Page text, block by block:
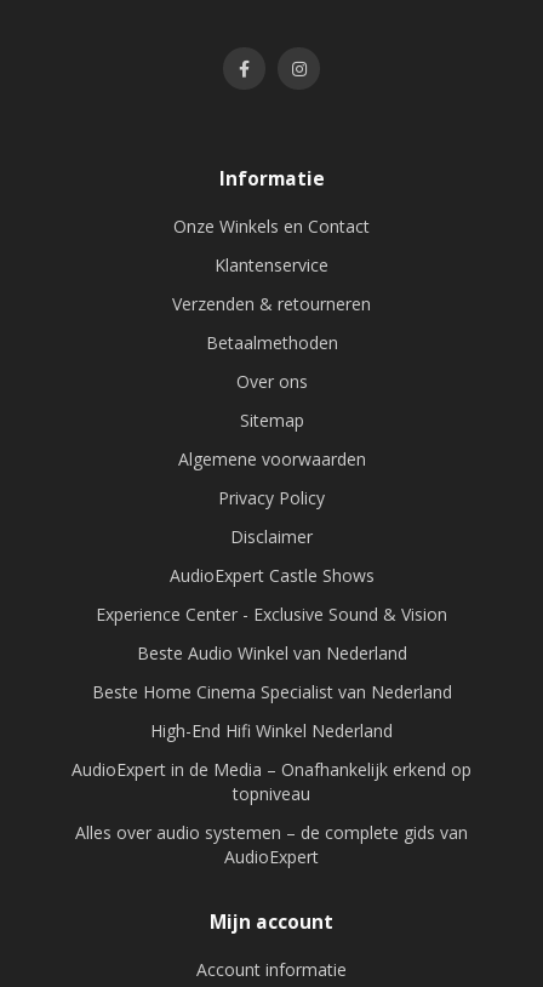
Informatie
Onze Winkels en Contact
Klantenservice
Verzenden & retourneren
Betaalmethoden
Over ons
Sitemap
Algemene voorwaarden
Privacy Policy
Disclaimer
AudioExpert Castle Shows
Experience Center - Exclusive Sound & Vision
Beste Audio Winkel van Nederland
Beste Home Cinema Specialist van Nederland
High-End Hifi Winkel Nederland
AudioExpert in de Media – Onafhankelijk erkend op
topniveau
Alles over audio systemen – de complete gids van
AudioExpert
Mijn account
Account informatie